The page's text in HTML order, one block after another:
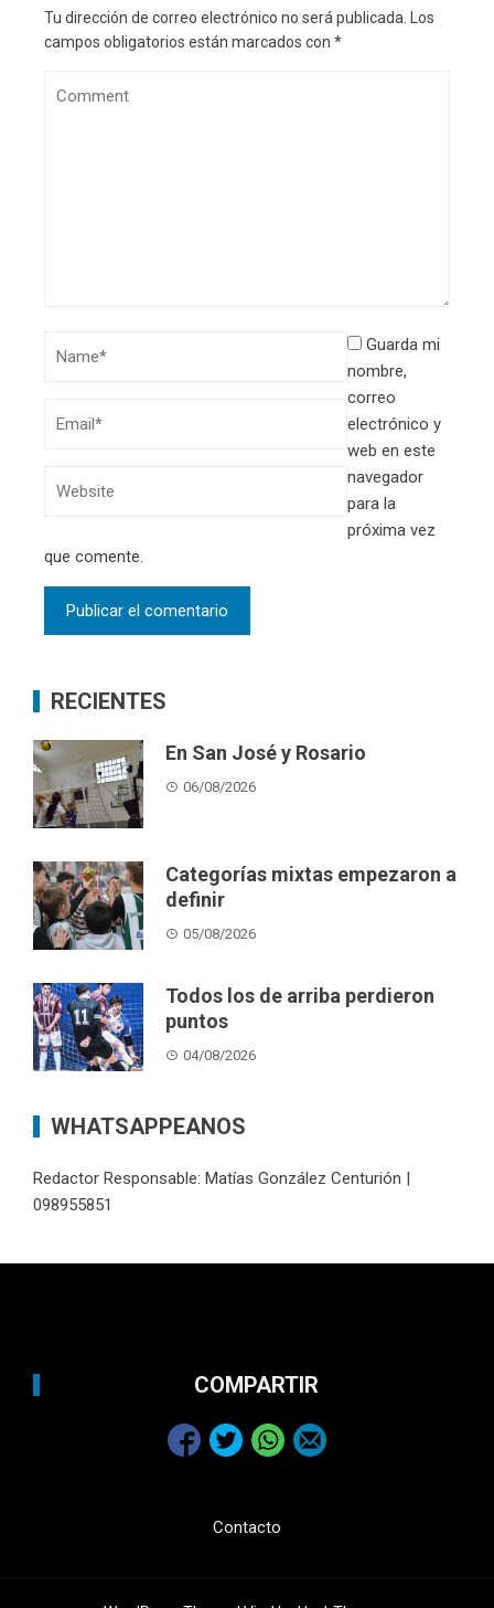
Tu dirección de correo electrónico no será publicada. Los
campos obligatorios están marcados con *
Guarda mi
nombre,
correo
electrónico y
web en este
navegador
para la
próxima vez
que comente.
RECIENTES
En San José y Rosario
06/08/2026
Categorías mixtas empezaron a
definir
05/08/2026
Todos los de arriba perdieron
puntos
04/08/2026
WHATSAPPEANOS
Redactor Responsable: Matías González Centurión |
098955851
COMPARTIR
Contacto